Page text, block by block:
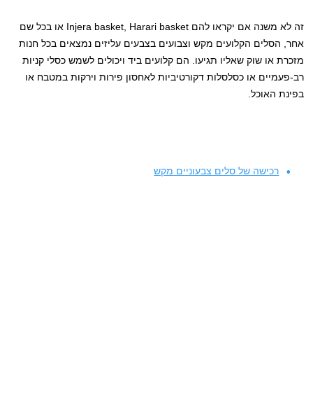
זה לא משנה אם יקראו להם Injera basket, Harari basket או בכל שם
אחר, הסלים הקלועים מקש וצבועים בצבעים עליזים נמצאים בכל חנות
מזכרת או שוק שאליו תגיעו. הם קלועים ביד ויכולים לשמש כסלי קניות
רב-פעמיים או כסלסלות דקורטיביות לאחסון פירות וירקות במטבח או
בפינת האוכל.
רכישה של סלים צבעוניים מקש